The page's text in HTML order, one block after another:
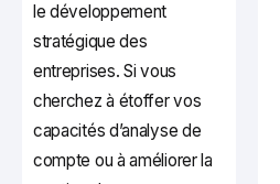
le développement
stratégique des
entreprises. Si vous
cherchez à étoffer vos
capacités d’analyse de
compte ou à améliorer la